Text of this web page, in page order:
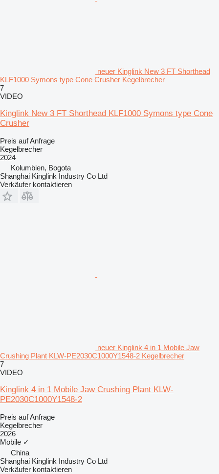
neuer Kinglink New 3 FT Shorthead
KLF1000 Symons type Cone Crusher Kegelbrecher
7
VIDEO
Kinglink New 3 FT Shorthead KLF1000 Symons type Cone
Crusher
Preis auf Anfrage
Kegelbrecher
2024
Kolumbien, Bogota
Shanghai Kinglink Industry Co Ltd
Verkäufer kontaktieren
neuer Kinglink 4 in 1 Mobile Jaw
Crushing Plant KLW-PE2030C1000Y1548-2 Kegelbrecher
7
VIDEO
Kinglink 4 in 1 Mobile Jaw Crushing Plant KLW-
PE2030C1000Y1548-2
Preis auf Anfrage
Kegelbrecher
2026
Mobile ✓
China
Shanghai Kinglink Industry Co Ltd
Verkäufer kontaktieren